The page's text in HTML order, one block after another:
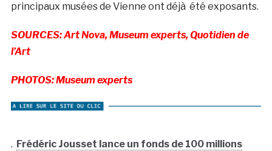
principaux musées de Vienne ont déjà été exposants.
SOURCES: Art Nova, Museum experts, Quotidien de
l’Art
PHOTOS: Museum experts
. Frédéric Jousset lance un fonds de 100 millions